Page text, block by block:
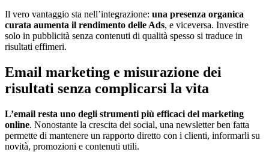
Il vero vantaggio sta nell’integrazione: una presenza organica
curata aumenta il rendimento delle Ads, e viceversa. Investire
solo in pubblicità senza contenuti di qualità spesso si traduce in
risultati effimeri.
Email marketing e misurazione dei
risultati senza complicarsi la vita
L’email resta uno degli strumenti più efficaci del marketing
online. Nonostante la crescita dei social, una newsletter ben fatta
permette di mantenere un rapporto diretto con i clienti, informarli su
novità, promozioni e contenuti utili.